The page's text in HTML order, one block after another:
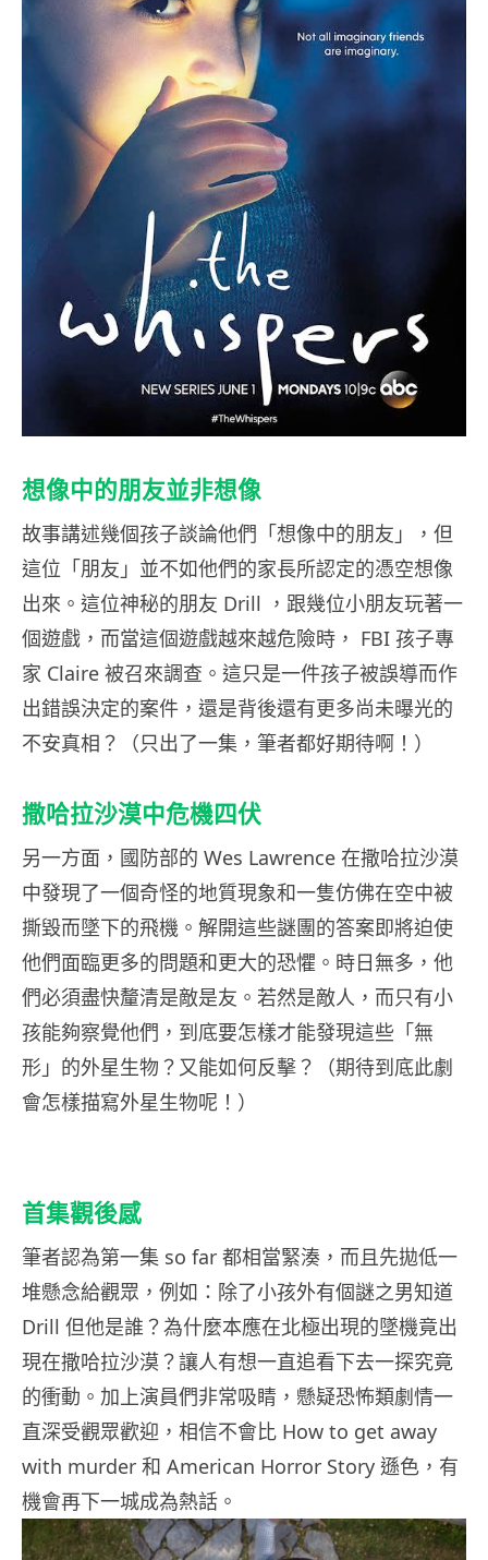
想像中的朋友並非想像
故事講述幾個孩子談論他們「想像中的朋友」，但
這位「朋友」並不如他們的家長所認定的憑空想像
出來。這位神秘的朋友 Drill ，跟幾位小朋友玩著一
個遊戲，而當這個遊戲越來越危險時， FBI 孩子專
家 Claire 被召來調查。這只是一件孩子被誤導而作
出錯誤決定的案件，還是背後還有更多尚未曝光的
不安真相？（只出了一集，筆者都好期待啊！）
撒哈拉沙漠中危機四伏
另一方面，國防部的 Wes Lawrence 在撒哈拉沙漠
中發現了一個奇怪的地質現象和一隻仿佛在空中被
撕毀而墜下的飛機。解開這些謎團的答案即將迫使
他們面臨更多的問題和更大的恐懼。時日無多，他
們必須盡快釐清是敵是友。若然是敵人，而只有小
孩能夠察覺他們，到底要怎樣才能發現這些「無
形」的外星生物？又能如何反擊？（期待到底此劇
會怎樣描寫外星生物呢！）
首集觀後感
筆者認為第一集 so far 都相當緊湊，而且先拋低一
堆懸念給觀眾，例如：除了小孩外有個謎之男知道
Drill 但他是誰？為什麼本應在北極出現的墜機竟出
現在撒哈拉沙漠？讓人有想一直追看下去一探究竟
的衝動。加上演員們非常吸睛，懸疑恐怖類劇情一
直深受觀眾歡迎，相信不會比 How to get away
with murder 和 American Horror Story 遜色，有
機會再下一城成為熱話。